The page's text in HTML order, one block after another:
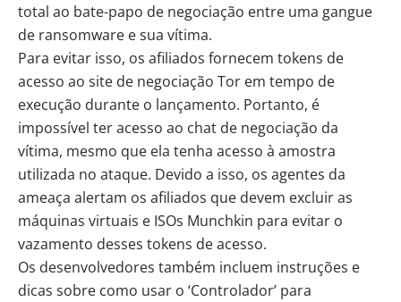
total ao bate-papo de negociação entre uma gangue
de ransomware e sua vítima.
Para evitar isso, os afiliados fornecem tokens de
acesso ao site de negociação Tor em tempo de
execução durante o lançamento. Portanto, é
impossível ter acesso ao chat de negociação da
vítima, mesmo que ela tenha acesso à amostra
utilizada no ataque. Devido a isso, os agentes da
ameaça alertam os afiliados que devem excluir as
máquinas virtuais e ISOs Munchkin para evitar o
vazamento desses tokens de acesso.
Os desenvolvedores também incluem instruções e
dicas sobre como usar o ‘Controlador’ para